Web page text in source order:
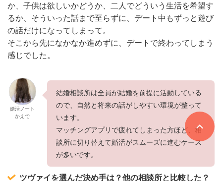
か、子供は欲しいかどうか、二人でどういう生活を希望す
るか、そういった話まで至らずに、デート中もずっと遊び
の話だけになってしまって。
そこから先になかなか進めずに、デートで終わってしまう
感じでした。
婚活ノート
かえで
結婚相談所は全員が結婚を前提に活動している
ので、自然と将来の話がしやすい環境が整って
います。
マッチングアプリで疲れてしまった方ほど、相
談所に切り替えて婚活がスムーズに進むケース
が多いです。
ツヴァイを選んだ決め手は？他の相談所と比較した？